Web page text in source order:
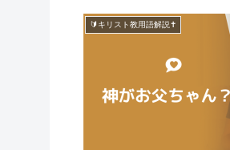
🔰キリスト教用語解説✝️